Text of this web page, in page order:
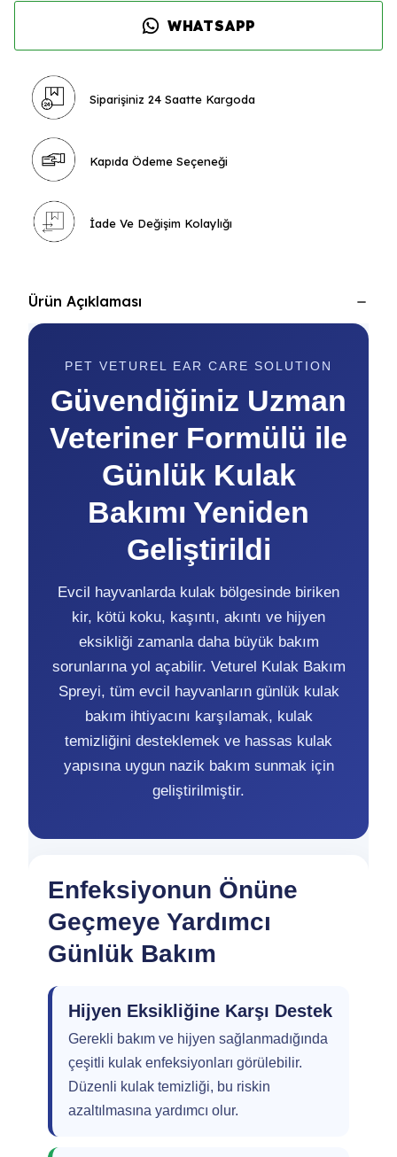
WHATSAPP
Siparişiniz 24 Saatte Kargoda
Kapıda Ödeme Seçeneği
İade Ve Değişim Kolaylığı
Ürün Açıklaması
PET VETUREL EAR CARE SOLUTION
Güvendiğiniz Uzman
Veteriner Formülü ile
Günlük Kulak
Bakımı Yeniden
Geliştirildi
Evcil hayvanlarda kulak bölgesinde biriken
kir, kötü koku, kaşıntı, akıntı ve hijyen
eksikliği zamanla daha büyük bakım
sorunlarına yol açabilir. Veturel Kulak Bakım
Spreyi, tüm evcil hayvanların günlük kulak
bakım ihtiyacını karşılamak, kulak
temizliğini desteklemek ve hassas kulak
yapısına uygun nazik bakım sunmak için
geliştirilmiştir.
Enfeksiyonun Önüne
Geçmeye Yardımcı
Günlük Bakım
Hijyen Eksikliğine Karşı Destek
Gerekli bakım ve hijyen sağlanmadığında
çeşitli kulak enfeksiyonları görülebilir.
Düzenli kulak temizliği, bu riskin
azaltılmasına yardımcı olur.